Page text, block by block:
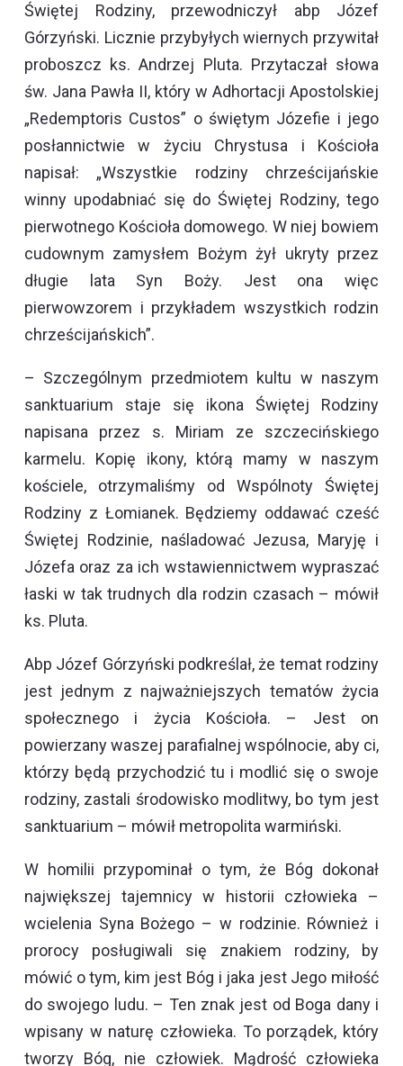
Świętej Rodziny, przewodniczył abp Józef
Górzyński. Licznie przybyłych wiernych przywitał
proboszcz ks. Andrzej Pluta. Przytaczał słowa
św. Jana Pawła II, który w Adhortacji Apostolskiej
„Redemptoris Custos” o świętym Józefie i jego
posłannictwie w życiu Chrystusa i Kościoła
napisał: „Wszystkie rodziny chrześcijańskie
winny upodabniać się do Świętej Rodziny, tego
pierwotnego Kościoła domowego. W niej bowiem
cudownym zamysłem Bożym żył ukryty przez
długie lata Syn Boży. Jest ona więc
pierwowzorem i przykładem wszystkich rodzin
chrześcijańskich”.
– Szczególnym przedmiotem kultu w naszym
sanktuarium staje się ikona Świętej Rodziny
napisana przez s. Miriam ze szczecińskiego
karmelu. Kopię ikony, którą mamy w naszym
kościele, otrzymaliśmy od Wspólnoty Świętej
Rodziny z Łomianek. Będziemy oddawać cześć
Świętej Rodzinie, naśladować Jezusa, Maryję i
Józefa oraz za ich wstawiennictwem wypraszać
łaski w tak trudnych dla rodzin czasach – mówił
ks. Pluta.
Abp Józef Górzyński podkreślał, że temat rodziny
jest jednym z najważniejszych tematów życia
społecznego i życia Kościoła. – Jest on
powierzany waszej parafialnej wspólnocie, aby ci,
którzy będą przychodzić tu i modlić się o swoje
rodziny, zastali środowisko modlitwy, bo tym jest
sanktuarium – mówił metropolita warmiński.
W homilii przypominał o tym, że Bóg dokonał
największej tajemnicy w historii człowieka –
wcielenia Syna Bożego – w rodzinie. Również i
prorocy posługiwali się znakiem rodziny, by
mówić o tym, kim jest Bóg i jaka jest Jego miłość
do swojego ludu. – Ten znak jest od Boga dany i
wpisany w naturę człowieka. To porządek, który
tworzy Bóg, nie człowiek. Mądrość człowieka